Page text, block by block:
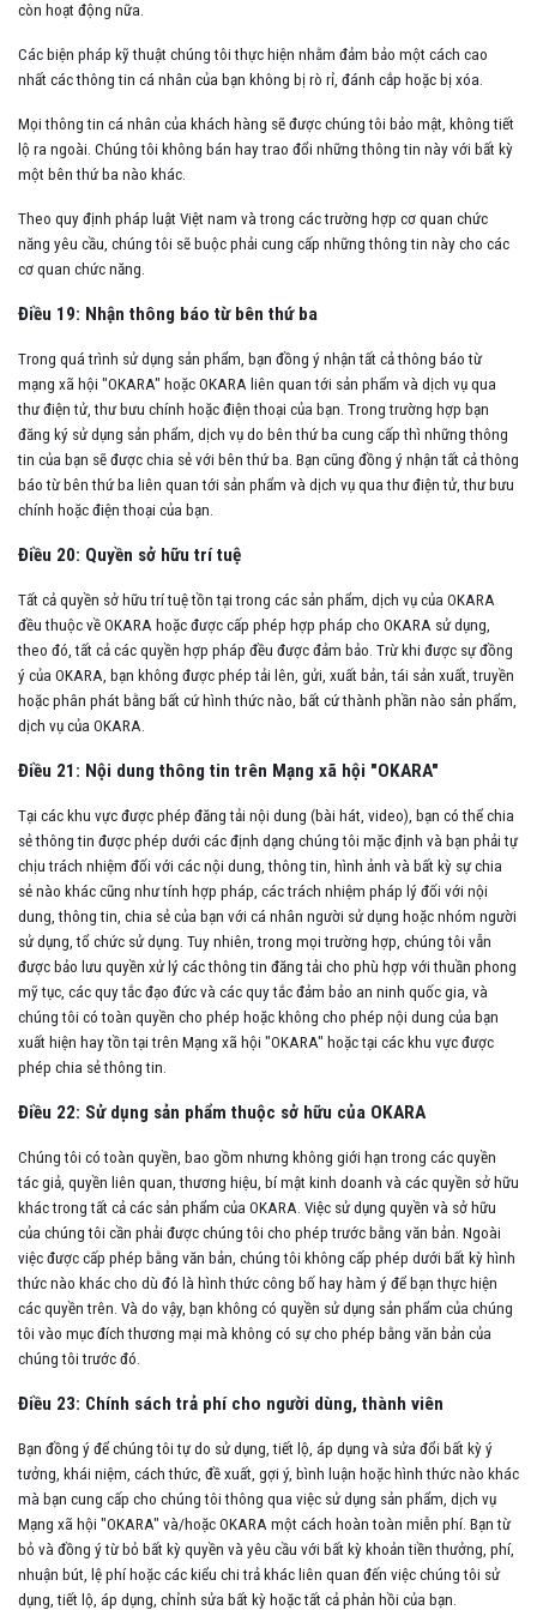
còn hoạt động nữa.
Các biện pháp kỹ thuật chúng tôi thực hiện nhằm đảm bảo một cách cao
nhất các thông tin cá nhân của bạn không bị rò rỉ, đánh cắp hoặc bị xóa.
Mọi thông tin cá nhân của khách hàng sẽ được chúng tôi bảo mật, không tiết
lộ ra ngoài. Chúng tôi không bán hay trao đổi những thông tin này với bất kỳ
một bên thứ ba nào khác.
Theo quy định pháp luật Việt nam và trong các trường hợp cơ quan chức
năng yêu cầu, chúng tôi sẽ buộc phải cung cấp những thông tin này cho các
cơ quan chức năng.
Điều 19: Nhận thông báo từ bên thứ ba
Trong quá trình sử dụng sản phẩm, bạn đồng ý nhận tất cả thông báo từ
mạng xã hội "OKARA" hoặc OKARA liên quan tới sản phẩm và dịch vụ qua
thư điện tử, thư bưu chính hoặc điện thoại của bạn. Trong trường hợp bạn
đăng ký sử dụng sản phẩm, dịch vụ do bên thứ ba cung cấp thì những thông
tin của bạn sẽ được chia sẻ với bên thứ ba. Bạn cũng đồng ý nhận tất cả thông
báo từ bên thứ ba liên quan tới sản phẩm và dịch vụ qua thư điện tử, thư bưu
chính hoặc điện thoại của bạn.
Điều 20: Quyền sở hữu trí tuệ
Tất cả quyền sở hữu trí tuệ tồn tại trong các sản phẩm, dịch vụ của OKARA
đều thuộc về OKARA hoặc được cấp phép hợp pháp cho OKARA sử dụng,
theo đó, tất cả các quyền hợp pháp đều được đảm bảo. Trừ khi được sự đồng
ý của OKARA, bạn không được phép tải lên, gửi, xuất bản, tái sản xuất, truyền
hoặc phân phát bằng bất cứ hình thức nào, bất cứ thành phần nào sản phẩm,
dịch vụ của OKARA.
Điều 21: Nội dung thông tin trên Mạng xã hội "OKARA"
Tại các khu vực được phép đăng tải nội dung (bài hát, video), bạn có thể chia
sẻ thông tin được phép dưới các định dạng chúng tôi mặc định và bạn phải tự
chịu trách nhiệm đối với các nội dung, thông tin, hình ảnh và bất kỳ sự chia
sẻ nào khác cũng như tính hợp pháp, các trách nhiệm pháp lý đối với nội
dung, thông tin, chia sẻ của bạn với cá nhân người sử dụng hoặc nhóm người
sử dụng, tổ chức sử dụng. Tuy nhiên, trong mọi trường hợp, chúng tôi vẫn
được bảo lưu quyền xử lý các thông tin đăng tải cho phù hợp với thuần phong
mỹ tục, các quy tắc đạo đức và các quy tắc đảm bảo an ninh quốc gia, và
chúng tôi có toàn quyền cho phép hoặc không cho phép nội dung của bạn
xuất hiện hay tồn tại trên Mạng xã hội "OKARA" hoặc tại các khu vực được
phép chia sẻ thông tin.
Điều 22: Sử dụng sản phẩm thuộc sở hữu của OKARA
Chúng tôi có toàn quyền, bao gồm nhưng không giới hạn trong các quyền
tác giả, quyền liên quan, thương hiệu, bí mật kinh doanh và các quyền sở hữu
khác trong tất cả các sản phẩm của OKARA. Việc sử dụng quyền và sở hữu
của chúng tôi cần phải được chúng tôi cho phép trước bằng văn bản. Ngoài
việc được cấp phép bằng văn bản, chúng tôi không cấp phép dưới bất kỳ hình
thức nào khác cho dù đó là hình thức công bố hay hàm ý để bạn thực hiện
các quyền trên. Và do vậy, bạn không có quyền sử dụng sản phẩm của chúng
tôi vào mục đích thương mại mà không có sự cho phép bằng văn bản của
chúng tôi trước đó.
Điều 23: Chính sách trả phí cho người dùng, thành viên
Bạn đồng ý để chúng tôi tự do sử dụng, tiết lộ, áp dụng và sửa đổi bất kỳ ý
tưởng, khái niệm, cách thức, đề xuất, gợi ý, bình luận hoặc hình thức nào khác
mà bạn cung cấp cho chúng tôi thông qua việc sử dụng sản phẩm, dịch vụ
Mạng xã hội "OKARA" và/hoặc OKARA một cách hoàn toàn miễn phí. Bạn từ
bỏ và đồng ý từ bỏ bất kỳ quyền và yêu cầu với bất kỳ khoản tiền thưởng, phí,
nhuận bút, lệ phí hoặc các kiểu chi trả khác liên quan đến việc chúng tôi sử
dụng, tiết lộ, áp dụng, chỉnh sửa bất kỳ hoặc tất cả phản hồi của bạn.